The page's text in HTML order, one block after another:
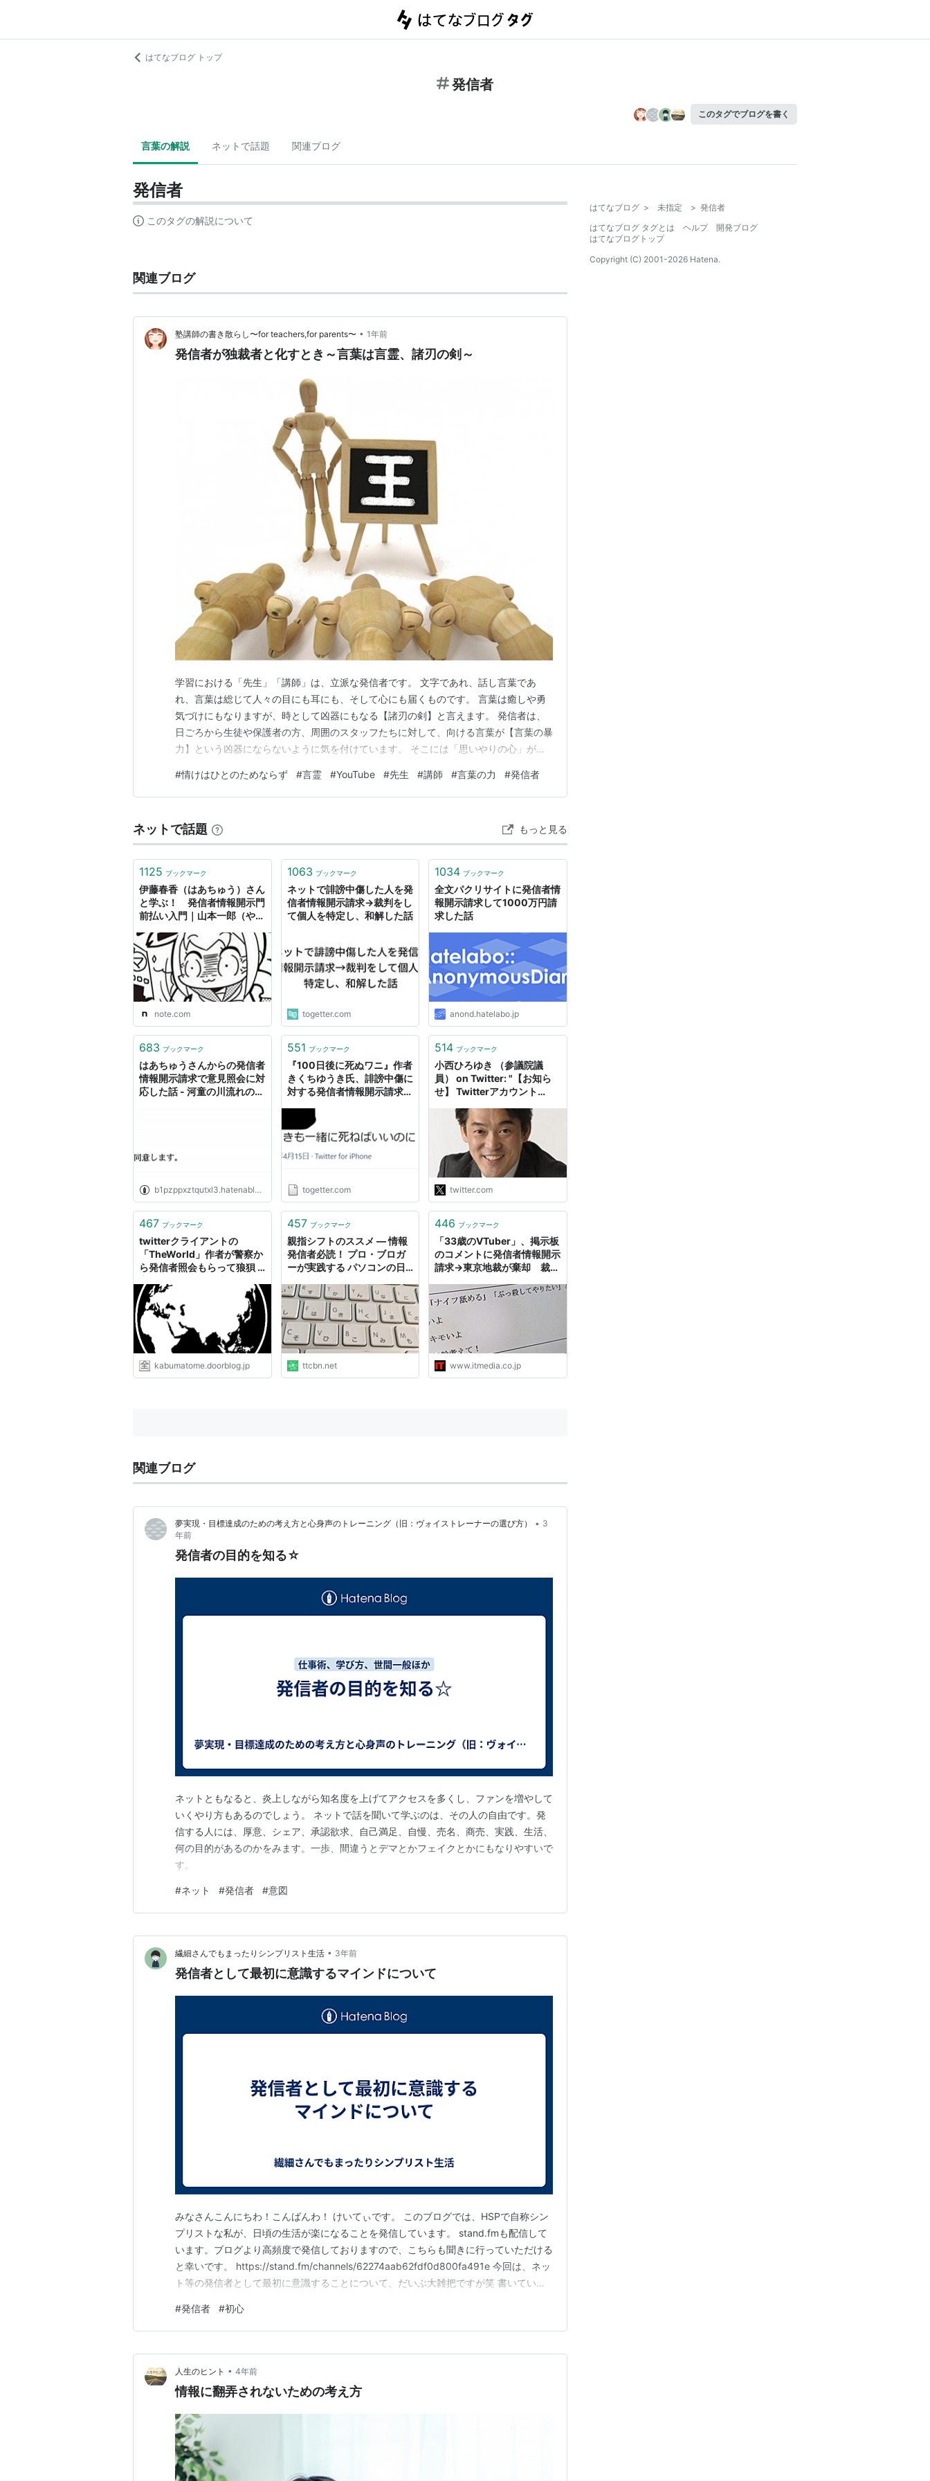
はてなブログ トップ
発信者
このタグでブログを書く
言葉の解説 ネットで話題 関連ブログ
発信者
このタグの解説について
関連ブログ
塾講師の書き散らし〜for teachers,for parents〜 • 1年前
発信者が独裁者と化すとき～言葉は言霊、諸刃の剣～
学習における「先生」「講師」は、立派な発信者です。 文字であれ、話し言葉であ
れ、言葉は総じて人々の目にも耳にも、そして心にも届くものです。 言葉は癒しや勇
気づけにもなりますが、時として凶器にもなる【諸刃の剣】と言えます。 発信者は、
日ごろから生徒や保護者の方、周囲のスタッフたちに対して、向ける言葉が【言葉の暴
力】という凶器にならないように気を付けています。 そこには「思いやりの心」がな
者さんがコメント欄にて【独裁者】として君臨している場面を目撃してしまったことを
織り交ぜながら、言葉の力についてお話をさせていただ…
#情けはひとのためならず #言霊 #YouTube #先生 #講師 #言葉の力 #発信者
ネットで話題 もっと見る
1125 ブックマーク
伊藤春香（はあちゅう）さん
と学ぶ！ 発信者情報開示門
前払い入門｜山本一郎（やま
note.com
1063 ブックマーク
ネットで誹謗中傷した人を発
信者情報開示請求→裁判をし
て個人を特定し、和解した話
togetter.com
1034 ブックマーク
全文パクリサイトに発信者情
報開示請求して1000万円請
求した話
anond.hatelabo.jp
683 ブックマーク
はあちゅうさんからの発信者
情報開示請求で意見照会に対
応した話 - 河童の川流れの日
b1pzppxztqutxl3.hatenablog.com
551 ブックマーク
『100日後に死ぬワニ』作者
きくちゆうき氏、誹謗中傷に
対する発信者情報開示請求訴
togetter.com
514 ブックマーク
小西ひろゆき （参議院議
員） on Twitter: "【お知ら
せ】 Twitterアカウント
名誉毀損のツイートについ
て、東京地方裁判所の発信者
情報開示を認める判決を受け
て、プロバイダから発信者情
報（法人名、所在地 等）が
開示されました。 本日、…
https://t.co/z0lTfOqrWb"
twitter.com
467 ブックマーク
twitterクライアントの
「TheWorld」作者が警察か
ら発信者照会もらって狼狽 :
kabumatome.doorblog.jp
457 ブックマーク
親指シフトのススメ — 情報
発信者必読！ プロ・ブロガ
ーが実践する パソコンの日
る方法
ttcbn.net
446 ブックマーク
「33歳のVTuber」、掲示板
のコメントに発信者情報開示
請求→東京地裁が棄却 裁判
www.itmedia.co.jp
関連ブログ
夢実現・目標達成のための考え方と心身声のトレーニング（旧：ヴォイストレーナーの選び方） • 3
年前
発信者の目的を知る☆
ネットともなると、炎上しながら知名度を上げてアクセスを多くし、ファンを増やして
いくやり方もあるのでしょう。 ネットで話を聞いて学ぶのは、その人の自由です。発
信する人には、厚意、シェア、承認欲求、自己満足、自慢、売名、商売、実践、生活、
何の目的があるのかをみます。一歩、間違うとデマとかフェイクとかにもなりやすいで
す。
#ネット #発信者 #意図
繊細さんでもまったりシンプリスト生活 • 3年前
発信者として最初に意識するマインドについて
みなさんこんにちわ！こんばんわ！ けいてぃです。 このブログでは、HSPで自称シン
プリストな私が、日頃の生活が楽になることを発信しています。 stand.fmも配信して
います。ブログより高頻度で発信しておりますので、こちらも聞きに行っていただける
と幸いです。 https://stand.fm/channels/62274aab62fdf0d800fa491e 今回は、ネッ
ト等の発信者として最初に意識することについて、だいぶ大雑把ですが笑 書いていき
ですので、私も気をつけていきたいですね。 結論となりますが、「０～１…
#発信者 #初心
人生のヒント • 4年前
情報に翻弄されないための考え方
はてなブログ > 未指定 > 発信者
はてなブログ タグとは
ヘルプ
開発ブログ
はてなブログトップ
Copyright (C) 2001-2026 Hatena.